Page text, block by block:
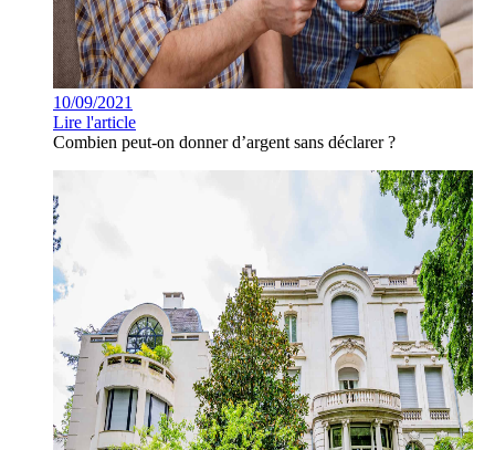
10/09/2021
Lire l'article
Combien peut-on donner d’argent sans déclarer ?